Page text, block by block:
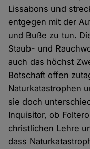
Lissabons und
entgegen mit der
und Buße zu tun.
Staub- und
auch das höchst
Botschaft offen
Naturkatastrophen
sie doch
Inquisitor, ob
christlichen Lehre
dass